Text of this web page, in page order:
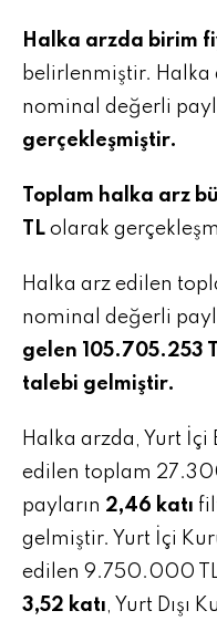
Halka arzda birim
belirlenmiştir. Halka
nominal değerli
gerçekleşmiştir.
Toplam halka arz
TL olarak
Halka arz edilen
nominal değerli
gelen 105.705.253
talebi gelmiştir.
Halka arzda, Yurt İçi
edilen toplam
payların 2,46 katı
gelmiştir. Yurt İçi
edilen 9.750.000
3,52 katı, Yurt Dışı